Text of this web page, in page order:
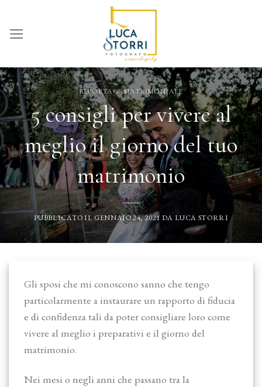
content
REPORTAGE MATRIMONIALE
5 consigli per vivere al
meglio il giorno del tuo
matrimonio
PUBBLICATO IL GENNAIO 24, 2021 DA LUCA STORRI
Gli sposi che mi conoscono sanno che tengo
particolarmente a instaurare un rapporto di fiducia
e di confidenza tali da poter consigliare loro come
vivere al meglio i preparativi e il giorno del
matrimonio.
Nei mesi o negli anni che passano tra la